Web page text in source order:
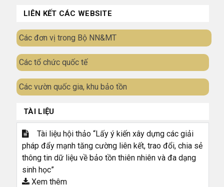
LIÊN KẾT CÁC WEBSITE
Các đơn vị trong Bộ NN&MT
Các tổ chức quốc tế
Các vườn quốc gia, khu bảo tồn
TÀI LIỆU
Tài liệu hội thảo “Lấy ý kiến xây dựng các giải
pháp đẩy mạnh tăng cường liên kết, trao đổi, chia sẻ
thông tin dữ liệu về bảo tồn thiên nhiên và đa dạng
sinh học”
Xem thêm